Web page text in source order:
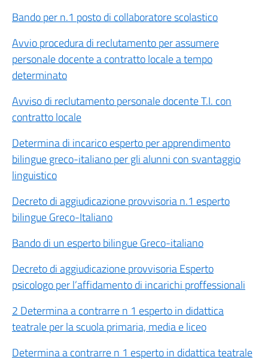
Bando per n.1 posto di collaboratore scolastico
Avvio procedura di reclutamento per assumere
personale docente a contratto locale a tempo
determinato
Avviso di reclutamento personale docente T.I. con
contratto locale
Determina di incarico esperto per apprendimento
bilingue greco-italiano per gli alunni con svantaggio
linguistico
Decreto di aggiudicazione provvisoria n.1 esperto
bilingue Greco-Italiano
Bando di un esperto bilingue Greco-italiano
Decreto di aggiudicazione provvisoria Esperto
psicologo per l’affidamento di incarichi proffessionali
2 Determina a contrarre n 1 esperto in didattica
teatrale per la scuola primaria, media e liceo
Determina a contrarre n 1 esperto in didattica teatrale